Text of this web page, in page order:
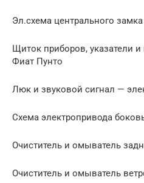
Эл.схема центрального замка
Щиток приборов, указатели
Фиат Пунто
Люк и звуковой сигнал —
Схема электропривода
Очиститель и омыватель
Очиститель и омыватель